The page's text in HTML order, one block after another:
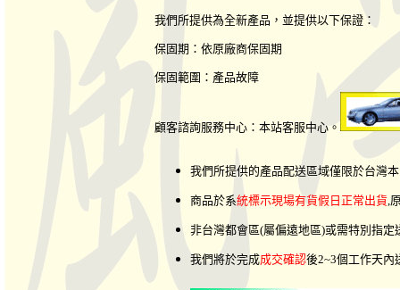
我們所提供為全新產品，並提供以下保證：
保固期：依原廠商保固期
保固範圍：產品故障
顧客諮詢服務中心：本站客服中心。
我們所提供的產品配送區域僅限於台灣
商品於系統標示現場有貨假日正常出貨,
非台灣都會區(屬偏遠地區)或需特別指
我們將於完成成交確認後2~3個工作天內